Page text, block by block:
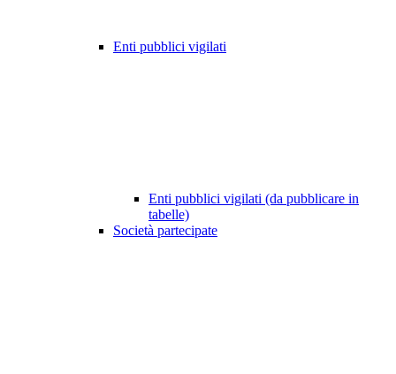
Enti pubblici vigilati
Enti pubblici vigilati (da pubblicare in
tabelle)
Società partecipate